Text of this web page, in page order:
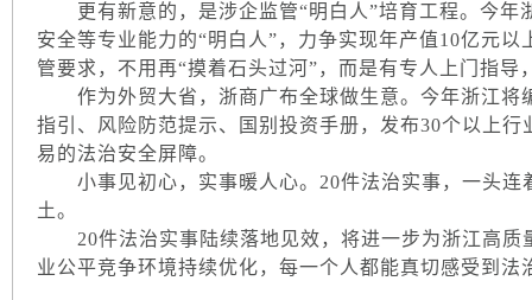
更有新意的，是涉企监管“明白人”培育工程。今年
安全等专业能力的“明白人”，力争实现年产值10亿元
管要求，不用再“摸着石头过河”，而是有专人上门指导
作为外贸大省，浙商广布全球做生意。今年浙江将
指引、风险防范提示、国别投资手册，发布30个以上
易的法治安全屏障。
小事见初心，实事暖人心。20件法治实事，一头连
土。
20件法治实事陆续落地见效，将进一步为浙江高质
业公平竞争环境持续优化，每一个人都能真切感受到法